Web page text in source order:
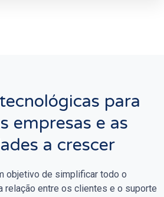
para
empresas e as
a crescer
objetivo de simplificar todo o
relação entre os clientes e o suporte